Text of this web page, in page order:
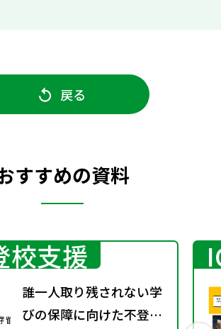
戻る
すすめの資料
校支援
誰一人取り残されない学
びの保障に向けた不登校